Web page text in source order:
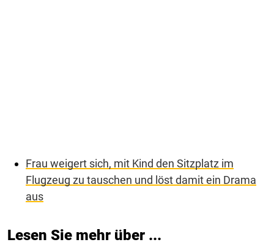
Frau weigert sich, mit Kind den Sitzplatz im
Flugzeug zu tauschen und löst damit ein Drama
aus
Lesen Sie mehr über ...